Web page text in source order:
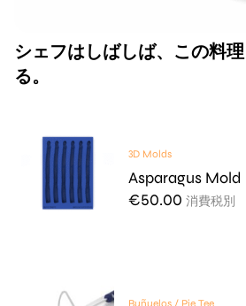
シェフはしばしば、この料
る。
3D Molds
Asparagus Mold
€50.00 消費税別
Buñuelos / Pie Tee